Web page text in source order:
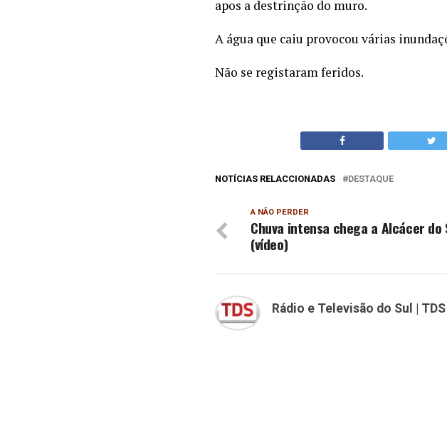
apos a destrinção do muro.
A água que caiu provocou várias
Não se registaram feridos.
NOTÍCIAS RELACCIONADAS DESTAQUE
A NÃO PERDER
Chuva intensa chega a Alcácer do
(vídeo)
Rádio e Televisão do Sul | TDS